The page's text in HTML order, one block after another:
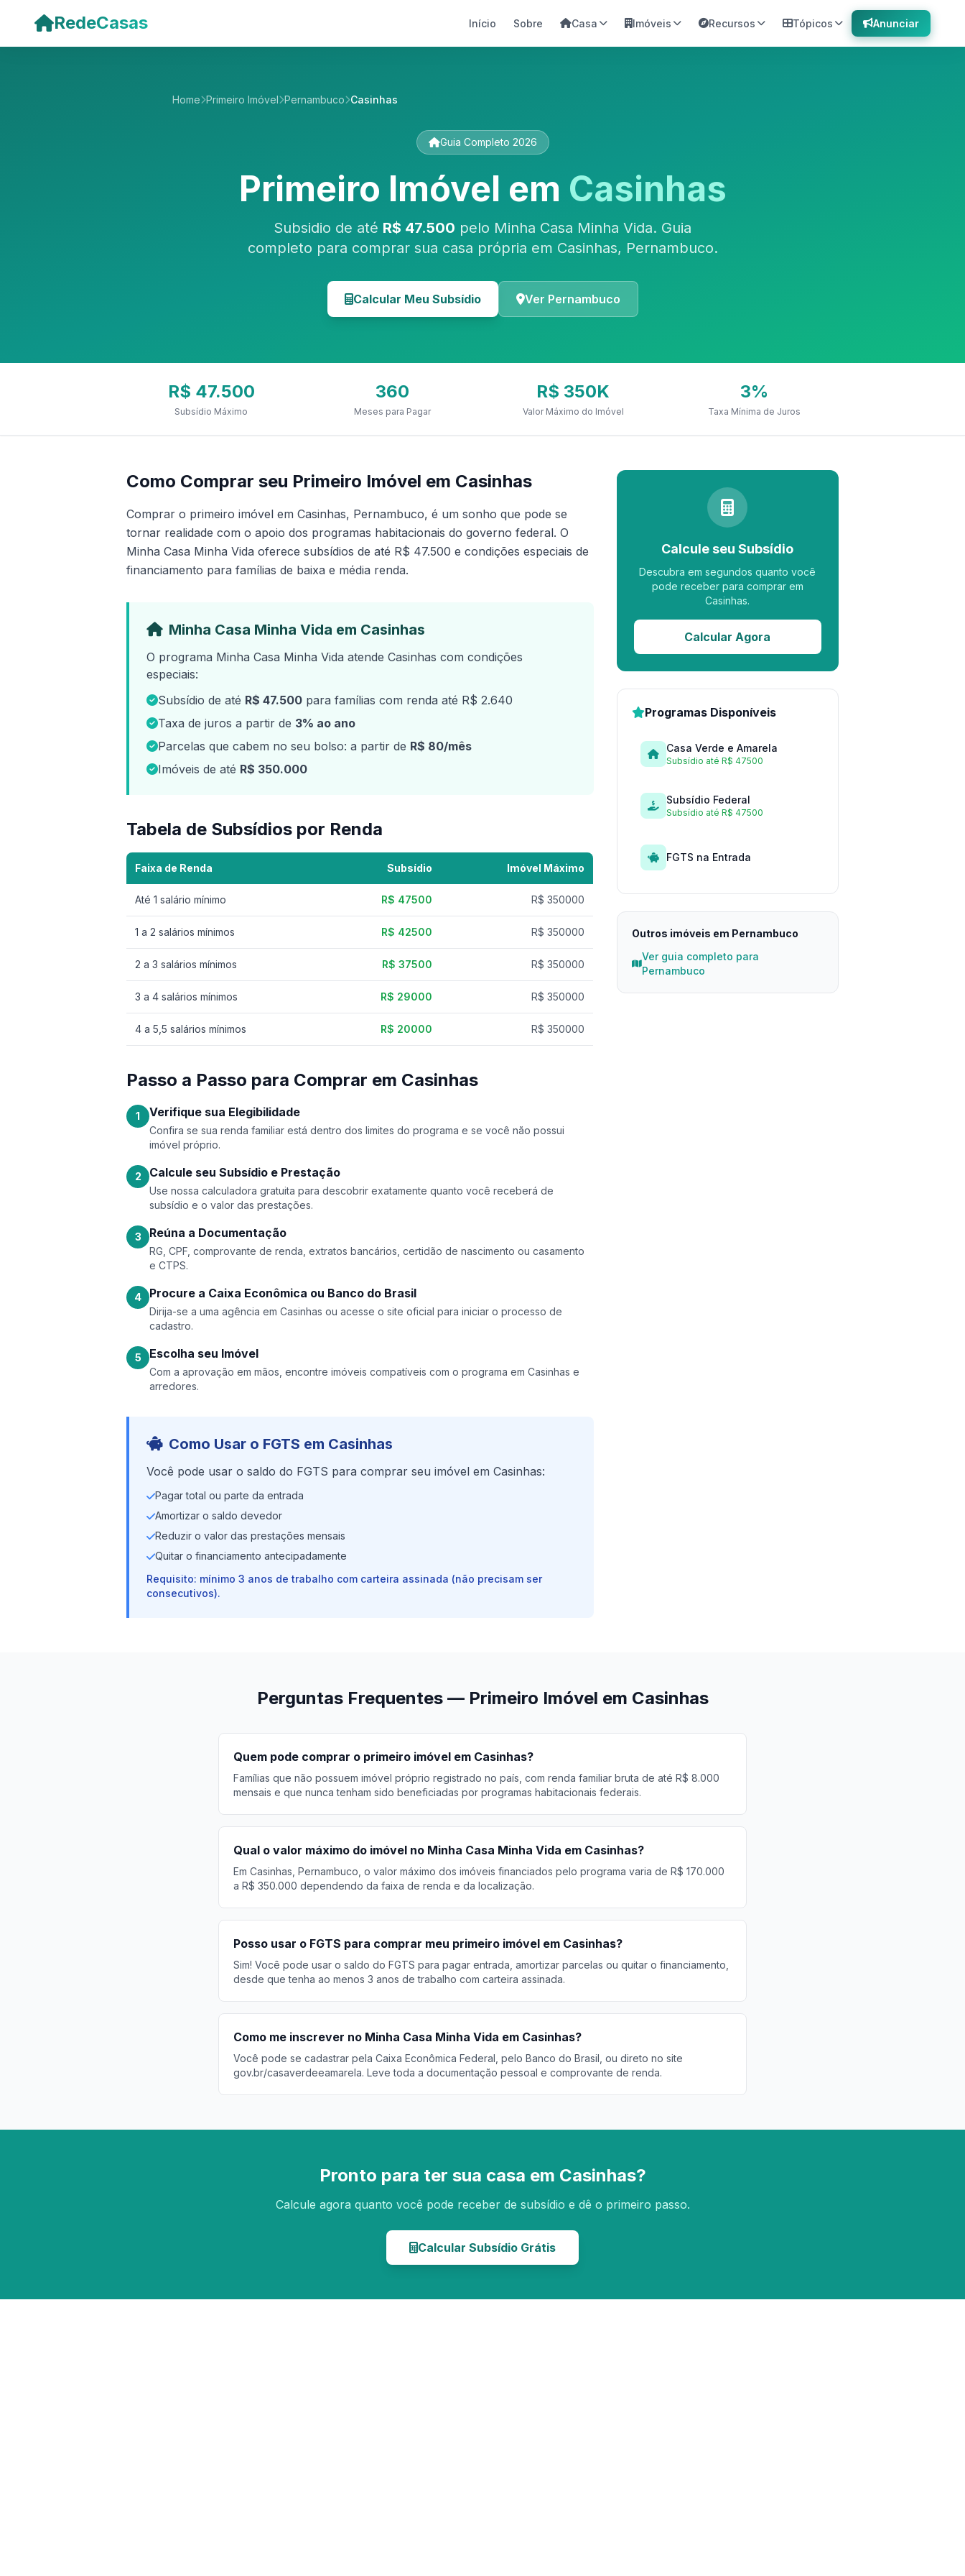
RedeCasas Início Sobre Casa Imóveis Recursos Tópicos Anunciar
Home Primeiro Imóvel Pernambuco Casinhas
Guia Completo 2026
Primeiro Imóvel em Casinhas
Subsidio de até R$ 47.500 pelo Minha Casa Minha Vida. Guia
completo para comprar sua casa própria em Casinhas, Pernambuco.
Calcular Meu Subsídio Ver Pernambuco
R$ 47.500
Subsídio Máximo
360
Meses para Pagar
R$ 350K
Valor Máximo do Imóvel
3%
Taxa Mínima de Juros
Como Comprar seu Primeiro Imóvel em Casinhas
Comprar o primeiro imóvel em Casinhas, Pernambuco, é um sonho que pode se
tornar realidade com o apoio dos programas habitacionais do governo federal. O
Minha Casa Minha Vida oferece subsídios de até R$ 47.500 e condições especiais de
financiamento para famílias de baixa e média renda.
Minha Casa Minha Vida em Casinhas
O programa Minha Casa Minha Vida atende Casinhas com condições
especiais:
Subsídio de até R$ 47.500 para famílias com renda até R$ 2.640
Taxa de juros a partir de 3% ao ano
Parcelas que cabem no seu bolso: a partir de R$ 80/mês
Imóveis de até R$ 350.000
Tabela de Subsídios por Renda
Faixa de Renda Subsídio Imóvel Máximo
Até 1 salário mínimo R$ 47500 R$ 350000
1 a 2 salários mínimos R$ 42500 R$ 350000
2 a 3 salários mínimos R$ 37500 R$ 350000
3 a 4 salários mínimos R$ 29000 R$ 350000
4 a 5,5 salários mínimos R$ 20000 R$ 350000
Passo a Passo para Comprar em Casinhas
1 Verifique sua Elegibilidade
Confira se sua renda familiar está dentro dos limites do programa e se você não possui
imóvel próprio.
2 Calcule seu Subsídio e Prestação
Use nossa calculadora gratuita para descobrir exatamente quanto você receberá de
subsídio e o valor das prestações.
3 Reúna a Documentação
RG, CPF, comprovante de renda, extratos bancários, certidão de nascimento ou casamento
e CTPS.
4 Procure a Caixa Econômica ou Banco do Brasil
Dirija-se a uma agência em Casinhas ou acesse o site oficial para iniciar o processo de
cadastro.
5 Escolha seu Imóvel
Com a aprovação em mãos, encontre imóveis compatíveis com o programa em Casinhas e
arredores.
Como Usar o FGTS em Casinhas
Você pode usar o saldo do FGTS para comprar seu imóvel em Casinhas:
Pagar total ou parte da entrada
Amortizar o saldo devedor
Reduzir o valor das prestações mensais
Quitar o financiamento antecipadamente
Requisito: mínimo 3 anos de trabalho com carteira assinada (não precisam ser
consecutivos).
Calcule seu Subsídio
Descubra em segundos quanto você
pode receber para comprar em
Casinhas.
Calcular Agora
Programas Disponíveis
Casa Verde e Amarela
Subsídio até R$ 47500
Subsídio Federal
Subsídio até R$ 47500
FGTS na Entrada
Outros imóveis em Pernambuco
Ver guia completo para
Pernambuco
Perguntas Frequentes — Primeiro Imóvel em Casinhas
Quem pode comprar o primeiro imóvel em Casinhas?
Famílias que não possuem imóvel próprio registrado no país, com renda familiar bruta de até R$ 8.000
mensais e que nunca tenham sido beneficiadas por programas habitacionais federais.
Qual o valor máximo do imóvel no Minha Casa Minha Vida em Casinhas?
Em Casinhas, Pernambuco, o valor máximo dos imóveis financiados pelo programa varia de R$ 170.000
a R$ 350.000 dependendo da faixa de renda e da localização.
Posso usar o FGTS para comprar meu primeiro imóvel em Casinhas?
Sim! Você pode usar o saldo do FGTS para pagar entrada, amortizar parcelas ou quitar o financiamento,
desde que tenha ao menos 3 anos de trabalho com carteira assinada.
Como me inscrever no Minha Casa Minha Vida em Casinhas?
Você pode se cadastrar pela Caixa Econômica Federal, pelo Banco do Brasil, ou direto no site
gov.br/casaverdeeamarela. Leve toda a documentação pessoal e comprovante de renda.
Pronto para ter sua casa em Casinhas?
Calcule agora quanto você pode receber de subsídio e dê o primeiro passo.
Calcular Subsídio Grátis